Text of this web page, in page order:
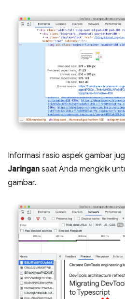
Informasi rasio aspek gambar
Jaringan saat Anda mengklik
gambar.